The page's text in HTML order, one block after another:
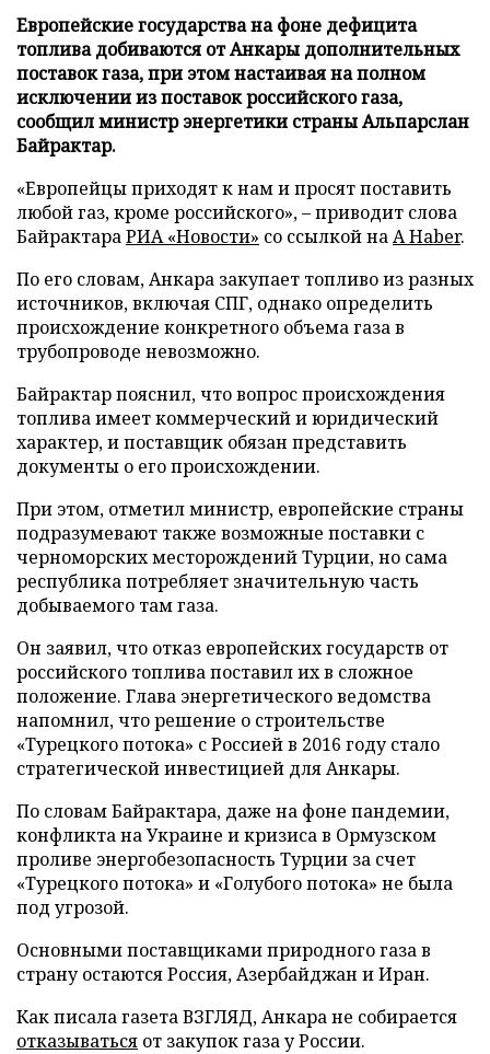
Европейские государства на фоне дефицита
топлива добиваются от Анкары дополнительных
поставок газа, при этом настаивая на полном
исключении из поставок российского газа,
сообщил министр энергетики страны Альпарслан
Байрактар.
«Европейцы приходят к нам и просят поставить
любой газ, кроме российского», – приводит слова
БайрактараРИА «Новости» со ссылкой наA Haber.
По его словам, Анкара закупает топливо из разных
источников, включая СПГ, однако определить
происхождение конкретного объема газа в
трубопроводе невозможно.
Байрактар пояснил, что вопрос происхождения
топлива имеет коммерческий и юридический
характер, и поставщик обязан представить
документы о его происхождении.
При этом, отметил министр, европейские страны
подразумевают также возможные поставки с
черноморских месторождений Турции, но сама
республика потребляет значительную часть
добываемого там газа.
Он заявил, что отказ европейских государств от
российского топлива поставил их в сложное
положение. Глава энергетического ведомства
напомнил, что решение о строительстве
«Турецкого потока» с Россией в 2016 году стало
стратегической инвестицией для Анкары.
По словам Байрактара, даже на фоне пандемии,
конфликта на Украине и кризиса в Ормузском
проливе энергобезопасность Турции за счет
«Турецкого потока» и «Голубого потока» не была
под угрозой.
Основными поставщиками природного газа в
страну остаются Россия, Азербайджан и Иран.
Как писала газета ВЗГЛЯД, Анкара не собирается
отказываться от закупок газа у России.